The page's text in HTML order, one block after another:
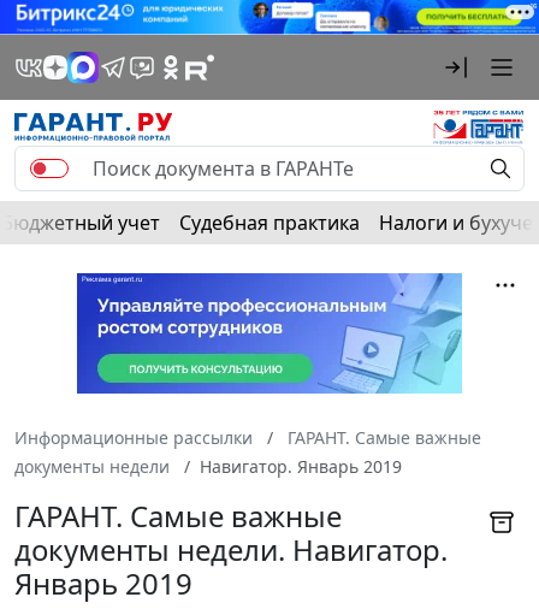
Бюджетный учет Судебная практика Налоги и
Информационные рассылки
ГАРАНТ. Самые важные
документы недели
Навигатор. Январь 2019
ГАРАНТ. Самые важные
документы недели. Навигатор.
Январь 2019